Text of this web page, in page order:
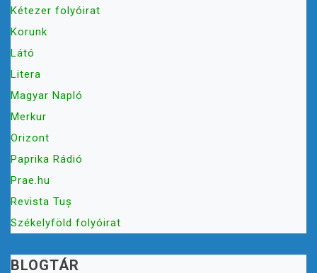
Kétezer folyóirat
Korunk
Látó
Litera
Magyar Napló
Merkur
Orizont
Paprika Rádió
Prae.hu
Revista Tuș
Székelyföld folyóirat
BLOGTÁR